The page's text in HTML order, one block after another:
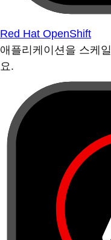
Red Hat OpenShift
애플리케이션을 스케
요.